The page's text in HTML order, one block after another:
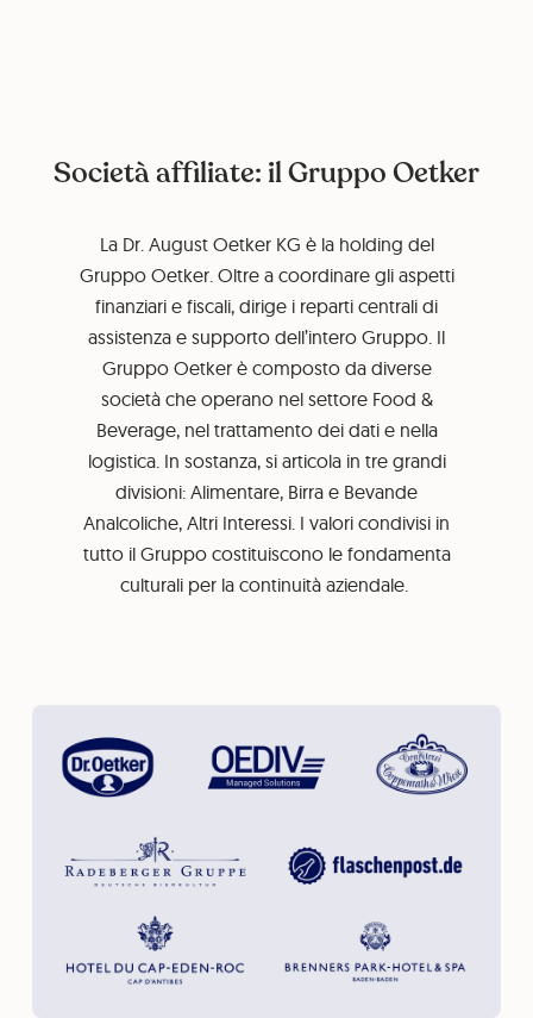
Società affiliate: il Gruppo Oetker
La Dr. August Oetker KG è la holding del
Gruppo Oetker. Oltre a coordinare gli aspetti
finanziari e fiscali, dirige i reparti centrali di
assistenza e supporto dell’intero Gruppo. Il
Gruppo Oetker è composto da diverse
società che operano nel settore Food &
Beverage, nel trattamento dei dati e nella
logistica. In sostanza, si articola in tre grandi
divisioni: Alimentare, Birra e Bevande
Analcoliche, Altri Interessi. I valori condivisi in
tutto il Gruppo costituiscono le fondamenta
culturali per la continuità aziendale.